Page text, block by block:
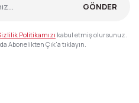
GÖNDER
Politikamızı kabul etmiş olursunuz.
Abonelikten Çık'a tıklayın.